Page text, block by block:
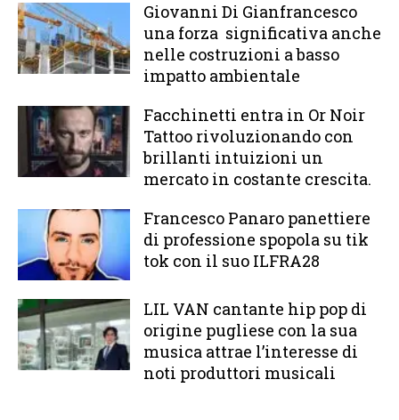
Giovanni Di Gianfrancesco
una forza significativa anche
nelle costruzioni a basso
impatto ambientale
Facchinetti entra in Or Noir
Tattoo rivoluzionando con
brillanti intuizioni un
mercato in costante crescita.
Francesco Panaro panettiere
di professione spopola su tik
tok con il suo ILFRA28
LIL VAN cantante hip pop di
origine pugliese con la sua
musica attrae l’interesse di
noti produttori musicali